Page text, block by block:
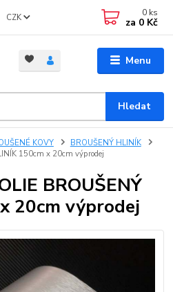
Menu
CZK
Hledat
0 ks
za 0 Kč
KOVY
BROUŠENÝ HLINÍK
150cm x 20cm výprodej
BROUŠENÝ
20cm výprodej